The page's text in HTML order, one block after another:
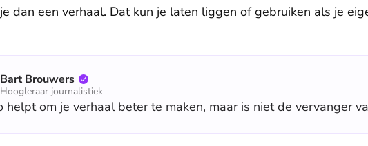
dan een verhaal. Dat kun je laten liggen of gebruiken als je
Bart Brouwers
Hoogleraar journalistiek
helpt om je verhaal beter te maken, maar is niet de vervanger